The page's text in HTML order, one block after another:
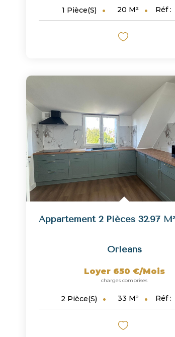
1 Pièce(s) 20 M² Réf :
Orleans
Loyer 650 €/mois
charges comprises
2 Pièce(s) 33 M² Réf :